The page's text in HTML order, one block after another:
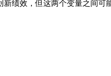
绩效，但这两个变量之间